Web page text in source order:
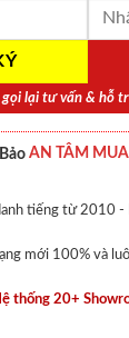
gọi lại tư vấn & hỗ
AN TÂM MUA
tiếng từ 2010 -
mới 100% và
thống 20+